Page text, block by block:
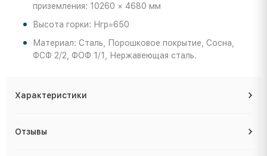
приземления: 10260 × 4680 мм
Высота горки: Нгр=650
Материал: Сталь, Порошковое покрытие, Сосна,
ФСФ 2/2, ФОФ 1/1, Нержавеющая сталь.
Характеристики
Отзывы